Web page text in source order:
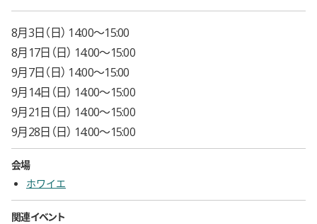
8月3日（日） 14:00〜15:00
8月17日（日） 14:00〜15:00
9月7日（日） 14:00〜15:00
9月14日（日） 14:00〜15:00
9月21日（日） 14:00〜15:00
9月28日（日） 14:00〜15:00
会場
ホワイエ
関連イベント